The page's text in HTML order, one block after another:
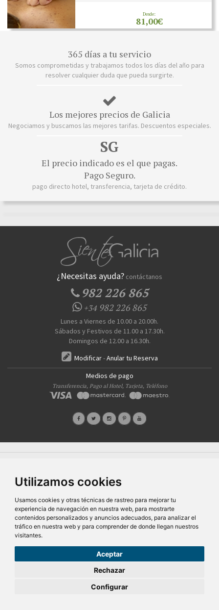
Utilizamos cookies
Usamos cookies y otras técnicas de rastreo para mejorar tu
experiencia de navegación en nuestra web, para mostrarte
contenidos personalizados y anuncios adecuados, para analizar el
tráfico en nuestra web y para comprender de donde llegan nuestros
visitantes.
Aceptar
Rechazar
Configurar
107,50€
RESERVAR
Desde:
81,00€
365 días a tu servicio
Somos comprometidas y trabajamos todos los días del año para
resolver cualquier duda que pueda surgirte.
Los mejores precios de Galicia
Negociamos y buscamos las mejores tarifas. Descuentos especiales.
SG
El precio indicado es el que pagas.
Pago Seguro.
pago directo hotel, transferencia, tarjeta de crédito.
¿Necesitas ayuda? contáctanos
982 226 865
+34982 226 865
Lunes a Viernes de 10.00 a 20.00h.
Sábados y Festivos de 11.00 a 17.30h.
Domingos de 12.00 a 16.30h.
Modificar-Anular tu Reserva
Medios de pago
Transferencia, Pago al Hotel, Tarjeta, Teléfono
SG Entornos Turísticos S.L. Av. Vila Verde Cidade de Portugal, 25 Bajo. Lugo 27002 – España
Todos los derechos reservados